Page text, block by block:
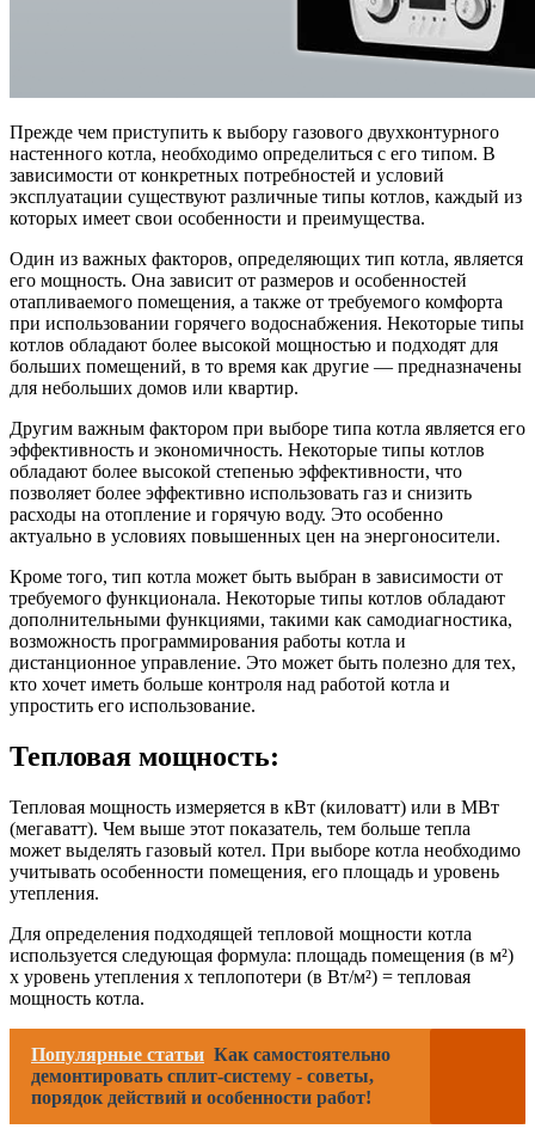
Прежде чем приступить к выбору газового двухконтурного
настенного котла, необходимо определиться с его типом. В
зависимости от конкретных потребностей и условий
эксплуатации существуют различные типы котлов, каждый из
которых имеет свои особенности и преимущества.
Один из важных факторов, определяющих тип котла, является
его мощность. Она зависит от размеров и особенностей
отапливаемого помещения, а также от требуемого комфорта
при использовании горячего водоснабжения. Некоторые типы
котлов обладают более высокой мощностью и подходят для
больших помещений, в то время как другие — предназначены
для небольших домов или квартир.
Другим важным фактором при выборе типа котла является его
эффективность и экономичность. Некоторые типы котлов
обладают более высокой степенью эффективности, что
позволяет более эффективно использовать газ и снизить
расходы на отопление и горячую воду. Это особенно
актуально в условиях повышенных цен на энергоносители.
Кроме того, тип котла может быть выбран в зависимости от
требуемого функционала. Некоторые типы котлов обладают
дополнительными функциями, такими как самодиагностика,
возможность программирования работы котла и
дистанционное управление. Это может быть полезно для тех,
кто хочет иметь больше контроля над работой котла и
упростить его использование.
Тепловая мощность:
Тепловая мощность измеряется в кВт (киловатт) или в МВт
(мегаватт). Чем выше этот показатель, тем больше тепла
может выделять газовый котел. При выборе котла необходимо
учитывать особенности помещения, его площадь и уровень
утепления.
Для определения подходящей тепловой мощности котла
используется следующая формула: площадь помещения (в м²)
x уровень утепления x теплопотери (в Вт/м²) = тепловая
мощность котла.
Популярные статьи Как самостоятельно
демонтировать сплит-систему - советы,
порядок действий и особенности работ!